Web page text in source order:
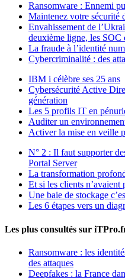
Ransomware : Ennemi
Maintenez votre sécurité
Envahissement de
deuxième ligne, les SOC
La fraude à l’identité
Cybercriminalité : des
IBM i célèbre ses 25 ans
Cybersécurité Active
génération
Les 5 profils IT en
Auditer un
Activer la mise en veille
N° 2 : Il faut supporter
Portal Server
La transformation
Et si les clients n’avaient
Une baie de stockage
Les 6 étapes vers un
Les plus consultés sur
Ransomware : les
des attaques
Deepfakes : la France